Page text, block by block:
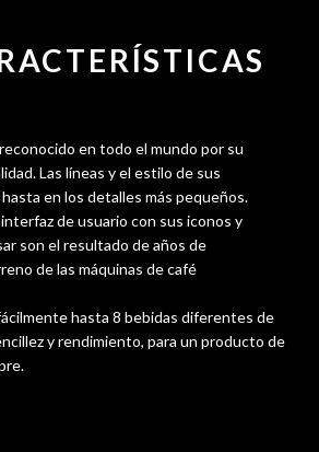
en todo el mundo por su
Las líneas y el estilo de sus
en los detalles más pequeños.
de usuario con sus iconos y
son el resultado de años de
de las máquinas de café
hasta 8 bebidas diferentes de
y rendimiento, para un producto de